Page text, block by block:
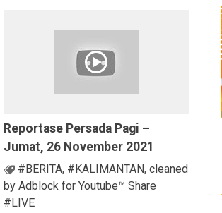
Reportase Persada Pagi –
Jumat, 26 November 2021
#BERITA, #KALIMANTAN, cleaned
by Adblock for Youtube™ Share
#LIVE